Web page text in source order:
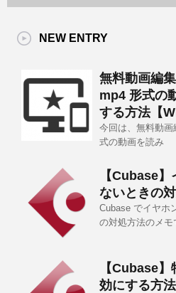
NEW ENTRY
無料動画編
mp4 形式の
する方法【
今回は、無料動
式の動画を読み
【Cubase
ないときの対
Cubase でイヤホ
の対処方法のメモ
【Cubase
効にする方法